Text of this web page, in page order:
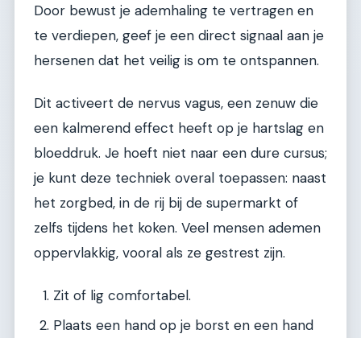
Door bewust je ademhaling te vertragen en
te verdiepen, geef je een direct signaal aan je
hersenen dat het veilig is om te ontspannen.
Dit activeert de nervus vagus, een zenuw die
een kalmerend effect heeft op je hartslag en
bloeddruk. Je hoeft niet naar een dure cursus;
je kunt deze techniek overal toepassen: naast
het zorgbed, in de rij bij de supermarkt of
zelfs tijdens het koken. Veel mensen ademen
oppervlakkig, vooral als ze gestrest zijn.
Zit of lig comfortabel.
Plaats een hand op je borst en een hand